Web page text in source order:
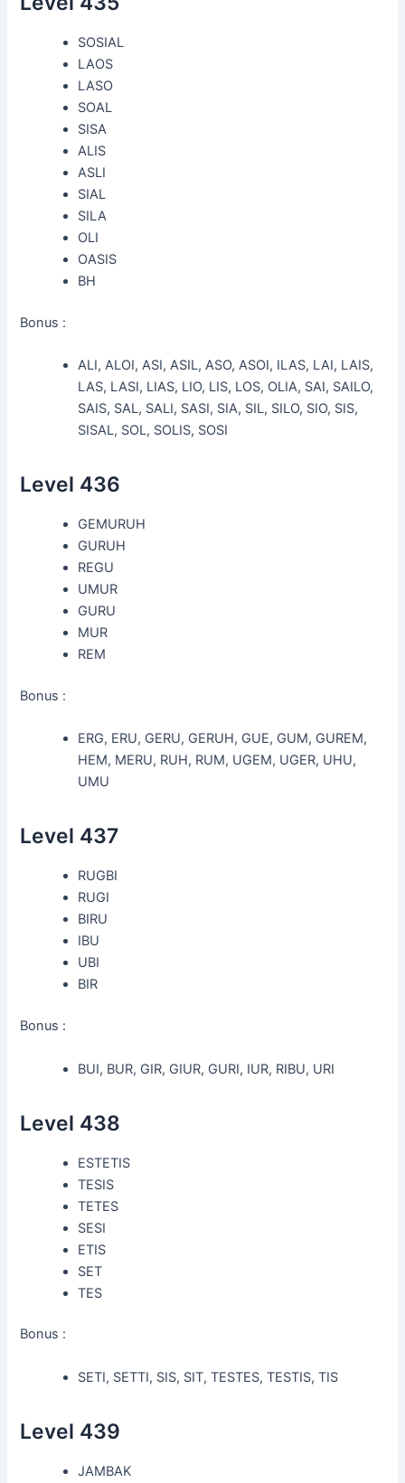
SOSIAL
LAOS
LASO
SOAL
SISA
ALIS
ASLI
SIAL
SILA
OLI
OASIS
BH
Bonus :
ALI, ALOI, ASI, ASIL, ASO, ASOI, ILAS, LAI, LAIS,
LAS, LASI, LIAS, LIO, LIS, LOS, OLIA, SAI, SAILO,
SAIS, SAL, SALI, SASI, SIA, SIL, SILO, SIO, SIS,
SISAL, SOL, SOLIS, SOSI
Level 436
GEMURUH
GURUH
REGU
UMUR
GURU
MUR
REM
Bonus :
ERG, ERU, GERU, GERUH, GUE, GUM, GUREM,
HEM, MERU, RUH, RUM, UGEM, UGER, UHU,
UMU
Level 437
RUGBI
RUGI
BIRU
IBU
UBI
BIR
Bonus :
BUI, BUR, GIR, GIUR, GURI, IUR, RIBU, URI
Level 438
ESTETIS
TESIS
TETES
SESI
ETIS
SET
TES
Bonus :
SETI, SETTI, SIS, SIT, TESTES, TESTIS, TIS
Level 439
JAMBAK